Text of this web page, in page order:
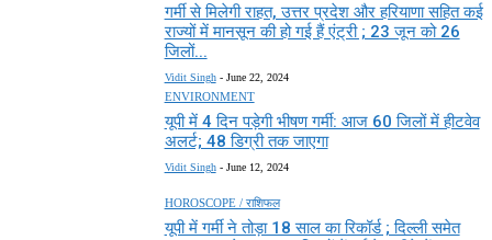
गर्मी से मिलेगी राहत, उत्तर प्रदेश और हरियाणा सहित कई
राज्यों में मानसून की हो गई हैं एंट्री ; 23 जून को 26
जिलों...
Vidit Singh - June 22, 2024
ENVIRONMENT
यूपी में 4 दिन पड़ेगी भीषण गर्मी: आज 60 जिलों में हीटवेव
अलर्ट; 48 डिग्री तक जाएगा
Vidit Singh - June 12, 2024
HOROSCOPE / राशिफल
यूपी में गर्मी ने तोड़ा 18 साल का रिकॉर्ड ; दिल्ली समेत